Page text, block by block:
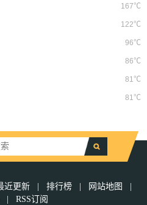
167℃
122℃
96℃
86℃
81℃
81℃
近更新 | 排行榜 | 网站地图
|
| RSS订阅